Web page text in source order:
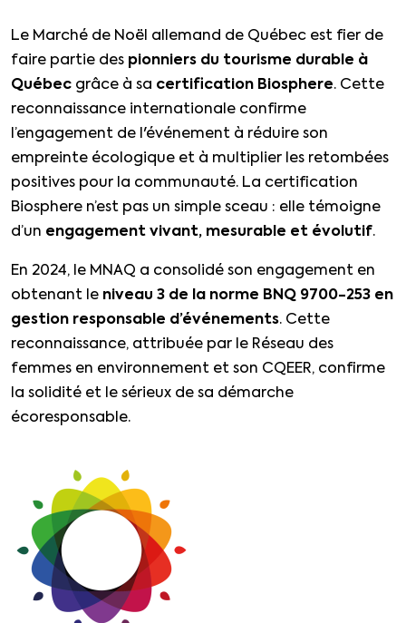
Le Marché de Noël allemand de Québec est fier de
faire partie des pionniers du tourisme durable à
Québec grâce à sa certification Biosphere. Cette
reconnaissance internationale confirme
l’engagement de l'événement à réduire son
empreinte écologique et à multiplier les retombées
positives pour la communauté. La certification
Biosphere n’est pas un simple sceau : elle témoigne
d’un engagement vivant, mesurable et évolutif.
En 2024, le MNAQ a consolidé son engagement en
obtenant le niveau 3 de la norme BNQ 9700-253 en
gestion responsable d’événements. Cette
reconnaissance, attribuée par le Réseau des
femmes en environnement et son CQEER, confirme
la solidité et le sérieux de sa démarche
écoresponsable.